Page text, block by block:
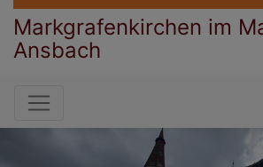
Markgrafenkirchen im
Ansbach
Hauptnavigation